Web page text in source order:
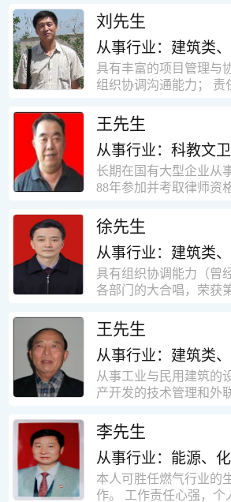
方。1987至1981988年
第二建筑公司，任郑州
建设项目施工员。该项
裙楼一栋8000平方。框
栋16000平方，6层砖混
术负责人，该项目为水
有圆形连体熟料仓12，
米，砖混结构，皮带运
结构长185米，高5.2米
年调入新乡市新营建筑
营乡刘庄火力发电厂项
平方装配式工业厂房，
区项目经理，该项目有
结构，总建筑面积
限公司专业监理工程师
限公司任专业监理工程
有：广东东莞市花润雪
工程，该工程有钢结构
栋9000平方米。东莞市
场；一栋17层。2栋总面
框架结构。南奥园金州
程。30年的工作经验积
建筑行业的多种工作岗
识，能够合理高效的做
人员结构调整；具有大
司管理经验，以及公关
能力。 ? 自认为是个有
责任心、有敬业精神，
力的职业经理人！……
员、理事。高级工程师
药学会高级会员。享受
丙戊酸镁缓释片及其制
利人。
刘先生
从事行业：建筑类
具有丰富的项目管理与
组织协调沟通能力； 责
闭路电视监控系统、防
一卡通系统、停车场管
统、远程抄表系统等相
有较强的售前技术支持
富的设备调试经验； 能
建与扩充经验，并具备
王先生
从事行业：科教文卫
长期在国有大型企业从
88年参加并考取律师资
辽宁华夏律师事务所和
所执业。王律师在数十
多次与美国、英国、香
地的律师共同办理法律
诉讼和非诉讼的合同纠
对刑事案件、仲裁案件
擅长处理涉及公司管理
收购重组等法律业务。
论文在省部级会议和刊
的执业经历中，王律师
和非诉讼案件，取得了
律师一贯的工作作风；
合法权益第一，忠诚和
的永恒的追求。
徐先生
从事行业：建筑类
具有组织协调能力（曾
各部门的大合唱，荣获
等领域）；实际工作能
富。
王先生
从事行业：建筑类
从事工业与民用建筑的
产开发的技术管理和外
最高26层。基础理论和
深厚，能熟练从事复杂
计算工作，有丰富的大
工技术经验。知识广博
决算、资产评估等都有
李先生
从事行业：能源、
本人可胜任燃气行业的
作。 工作责任心强，个